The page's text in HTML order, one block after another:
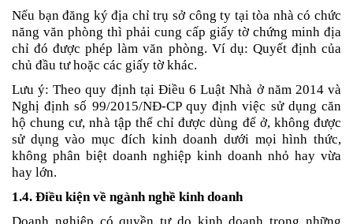
Nếu bạn đăng ký địa chỉ trụ sở công ty tại tòa nhà có chức
năng văn phòng thì phải cung cấp giấy tờ chứng minh địa
chỉ đó được phép làm văn phòng. Ví dụ: Quyết định của
chủ đầu tư hoặc các giấy tờ khác.
Lưu ý: Theo quy định tại Điều 6 Luật Nhà ở năm 2014 và
Nghị định số 99/2015/NĐ-CP quy định việc sử dụng căn
hộ chung cư, nhà tập thể chỉ được dùng để ở, không được
sử dụng vào mục đích kinh doanh dưới mọi hình thức,
không phân biệt doanh nghiệp kinh doanh nhỏ hay vừa
hay lớn.
1.4. Điều kiện về ngành nghề kinh doanh